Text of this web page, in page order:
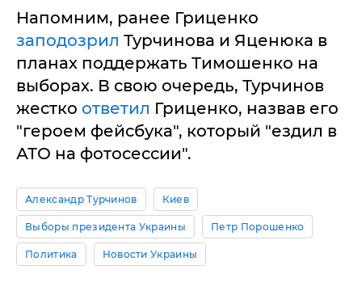
Напомним, ранее Гриценко
заподозрил Турчинова и Яценюка в
планах поддержать Тимошенко на
выборах. В свою очередь, Турчинов
жестко ответил Гриценко, назвав его
"героем фейсбука", который "ездил в
АТО на фотосессии".
Александр Турчинов Киев
Выборы президента Украины Петр Порошенко
Политика Новости Украины